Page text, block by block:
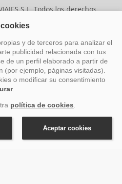
S.L. Todos los derechos
del Fondo Europeo de Desarrollo
mejorar la competitividad de las pymes
el desarrollo tecnológico, la
y fiable del ciberespacio. Gracias a
puesto en marcha un Plan de Acción
su competitividad empresarial,
Para ello, ha contado con el